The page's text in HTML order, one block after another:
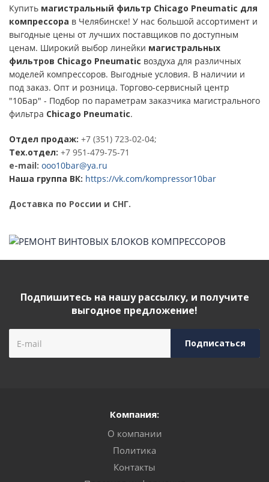
Купить магистральный фильтр Chicago Pneumatic для
компрессора в Челябинске! У нас большой ассортимент и
выгодные цены от лучших поставщиков по доступным
ценам. Широкий выбор линейки магистральных
фильтров Chicago Pneumatic воздуха для различных
моделей компрессоров. Выгодные условия. В наличии и
под заказ. Опт и розница. Торгово-сервисный центр
"10Бар" - Подбор по параметрам заказчика магистрального
фильтра Chicago Pneumatic.
Отдел продаж: +7 (351) 723-02-04;
Тех.отдел: +7 951-479-75-71
e-mail: ooo10bar@ya.ru
Наша группа ВК: https://vk.com/kompressor10bar
Доставка по России и СНГ.
Подпишитесь на нашу рассылку, и получите
выгодное предложение!
Компания:
О компании
Политика
Контакты